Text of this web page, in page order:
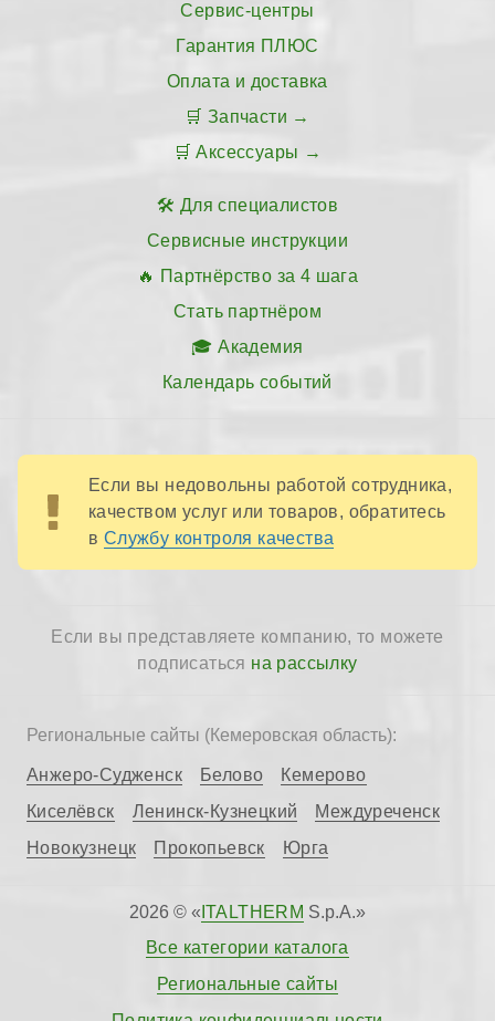
Сервис-центры
Гарантия ПЛЮС
Оплата и доставка
Запчасти
Аксессуары
Для специалистов
Сервисные инструкции
Партнёрство за 4 шага
Стать партнёром
Академия
Календарь событий
Если вы недовольны работой сотрудника,
качеством услуг или товаров, обратитесь
в Службу контроля качества
Если вы представляете компанию, то можете
подписаться на рассылку
Региональные сайты (Кемеровская область):
Анжеро-Судженск Белово
Кемерово
Киселёвск
Ленинск-Кузнецкий
Междуреченск
Новокузнецк
Прокопьевск Юрга
2026 © « ITALTHERM S.p.A.»
Все категории каталога
Региональные сайты